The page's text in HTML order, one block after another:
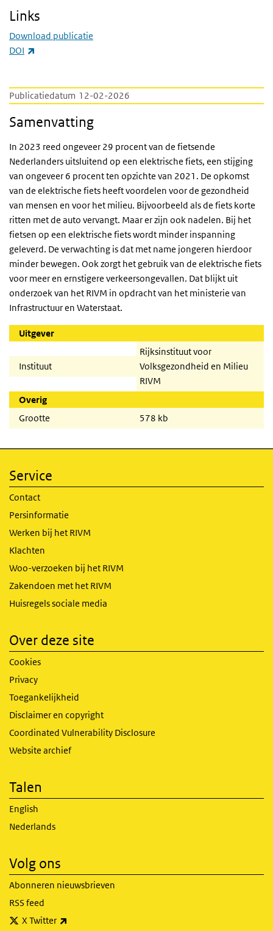
Publicatiedatum 12-02-2026
Samenvatting
In 2023 reed ongeveer 29 procent van de fietsende
Nederlanders uitsluitend op een elektrische fiets, een stijging
van ongeveer 6 procent ten opzichte van 2021. De opkomst
van de elektrische fiets heeft voordelen voor de gezondheid
van mensen en voor het milieu. Bijvoorbeeld als de fiets korte
ritten met de auto vervangt. Maar er zijn ook nadelen. Bij het
fietsen op een elektrische fiets wordt minder inspanning
geleverd. De verwachting is dat met name jongeren hierdoor
minder bewegen. Ook zorgt het gebruik van de elektrische fiets
voor meer en ernstigere verkeersongevallen. Dat blijkt uit
onderzoek van het RIVM in opdracht van het ministerie van
Infrastructuur en Waterstaat.
Uitgever
Instituut
Rijksinstituut voor
Volksgezondheid en Milieu
RIVM
Overig
Grootte
578 kb
Links
Download publicatie
DOI
Service
Contact
Persinformatie
Werken bij het RIVM
Klachten
Woo-verzoeken bij het RIVM
Zakendoen met het RIVM
Huisregels sociale media
Over deze site
Cookies
Privacy
Toegankelijkheid
Disclaimer en copyright
Coordinated Vulnerability Disclosure
Website archief
Talen
English
Nederlands
Volg ons
Abonneren nieuwsbrieven
RSS feed
X Twitter